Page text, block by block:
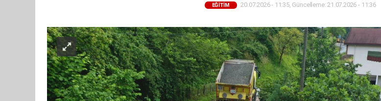
EĞİTİM 20.07.2026 - 11:35, Güncelleme: 21.07.2026 - 11:36